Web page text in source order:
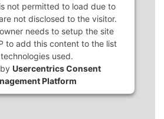
not permitted to load due to
not disclosed to the visitor.
needs to setup the site
to add this content to the list
used.
Usercentrics Consent
Platform